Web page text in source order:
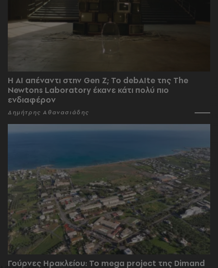
Η AI απέναντι στην Gen Z; Το debAIte της The
Newtons Laboratory έκανε κάτι πολύ πιο
ενδιαφέρον
Δημήτρης Αθανασιάδης
Γούρνες Ηρακλείου: To mega project της Dimand